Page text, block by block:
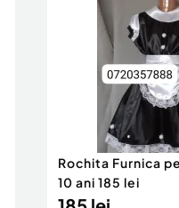
Rochita Furnica
10 ani 185 lei